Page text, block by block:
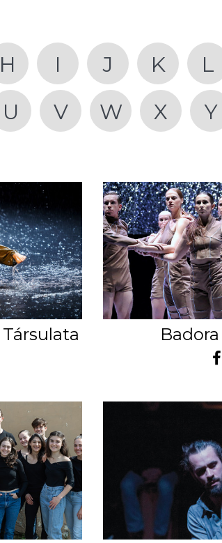
H I J K L
U V W X Y